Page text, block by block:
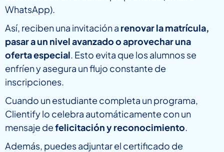
WhatsApp).
Así, reciben una invitación a renovar la matrícula,
pasar a un nivel avanzado o aprovechar una
oferta especial. Esto evita que los alumnos se
enfríen y asegura un flujo constante de
inscripciones.
Cuando un estudiante completa un programa,
Clientify lo celebra automáticamente con un
mensaje defelicitación y reconocimiento.
Además, puedes adjuntar el certificado de